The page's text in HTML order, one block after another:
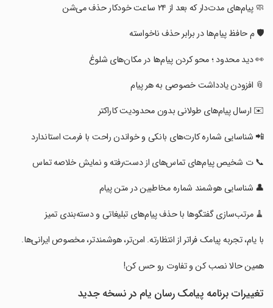
‏‏🧼 پیام‌های مدت‌دار که بعد از ۲۴ ساعت خودکار حذف می‌شن
‏‏🛡️ م حافظ پیام‌ها در برابر حذف ناخواسته
‏‏👀 دید محدود ؛ محو کردن پیام‌ها در مکان‌های شلوغ
‏‏📎 افزودن یادداشت خصوصی به هر پیام
‏‏✉️ ارسال پیام‌های طولانی بدون محدودیت کاراکتر
‏‏📲 شناسایی شماره کارت‌های بانکی و خواندن راحت با فرمت استاندارد
‏‏📞 ت شخیص پیام‌های تماس‌های از دست‌رفته و نمایش خلاصه تماس
‏‏👤 شناسایی هوشمند شماره مخاطبین در متن پیام
‏‏🧹 مرتب‌سازی گفتگوها با حذف پیام‌های تبلیغاتی و دسته‌بندی تمیز
‏‏با یام، تجربه پیامک فراتر از انتظارته. امن‌تر، هوشمندتر، مخصوص ایرانی‌ها.
‏‏همین حالا نصب کن و تفاوت رو حس کن!
تغییرات برنامه ‏‏‏‏‏‏‏پیامک رسان یام در نسخه جدید